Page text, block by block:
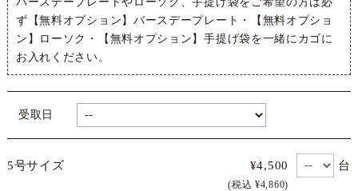
ず 【無料オプション】バースデープレート ・
【無料オプショ
ン】ローソク ・ 【無料オプション】手提げ袋を一緒にカゴに
お入れください。
受取日
5号サイズ ¥4,500
(税込 ¥4,860)
台